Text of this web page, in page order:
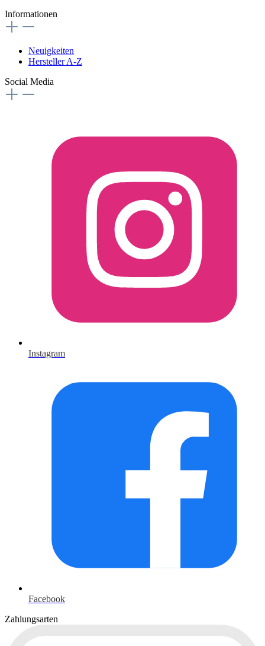
Informationen
Neuigkeiten
Hersteller A-Z
Social Media
Facebook
Instagram
Zahlungsarten